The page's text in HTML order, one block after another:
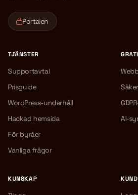
Portalen
TJÄNSTER
Supportavtal
Prisguide
WordPress-underhåll
Hackad hemsida
För byråer
Vanliga frågor
AI-
KUNSKAP